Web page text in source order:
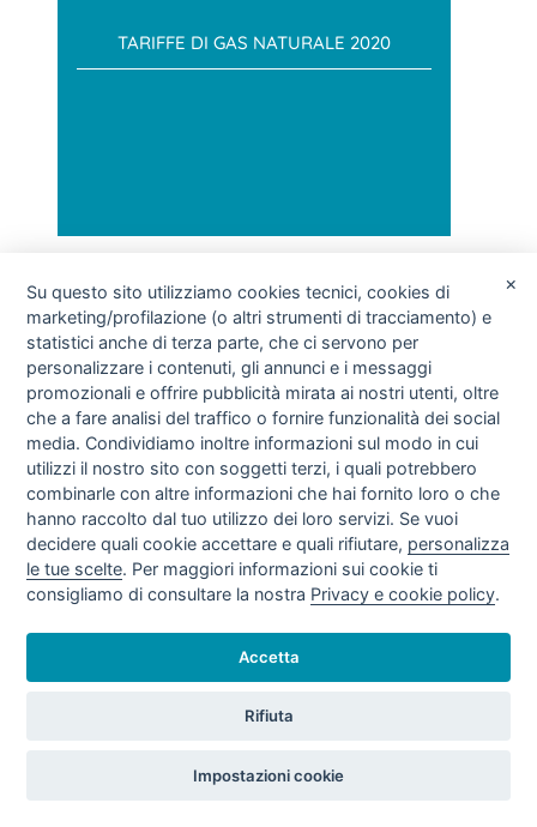
TARIFFE DI GAS NATURALE 2020
TARIFFE VENDITE GAS NATURALE IV
TRIMESTRE 2020 (OTT - DIC/20)
TARIFFE VENDITE GAS NATURALE III
TRIMESTRE 2020 (LUG - SET/20)
Su questo sito utilizziamo cookies tecnici, cookies di
marketing/profilazione (o altri strumenti di tracciamento) e
statistici anche di terza parte, che ci servono per
personalizzare i contenuti, gli annunci e i messaggi
promozionali e offrire pubblicità mirata ai nostri utenti, oltre
che a fare analisi del traffico o fornire funzionalità dei social
media. Condividiamo inoltre informazioni sul modo in cui
utilizzi il nostro sito con soggetti terzi, i quali potrebbero
combinarle con altre informazioni che hai fornito loro o che
hanno raccolto dal tuo utilizzo dei loro servizi. Se vuoi
decidere quali cookie accettare e quali rifiutare, personalizza
le tue scelte. Per maggiori informazioni sui cookie ti
consigliamo di consultare la nostra Privacy e cookie policy.
Accetta
Rifiuta
Impostazioni cookie
×